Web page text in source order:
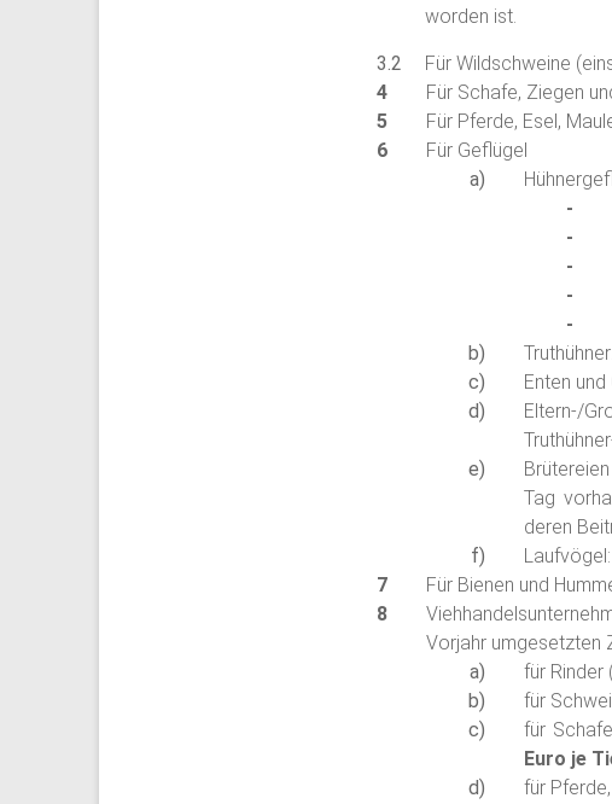
worden ist.
Für Wildschweine
Für Schafe, Ziegen
Für Pferde, Esel,
Für Geflügel
Truthühner:
Enten und
Eltern-/
Tag
deren
Laufvögel:
Für Bienen und
Vorjahr umgesetzten
für Rinder
für
für
Euro je
für